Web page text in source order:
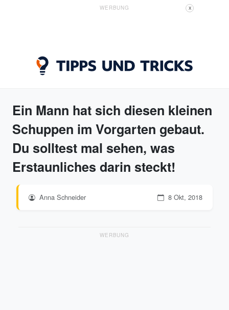
WERBUNG X
Ein Mann hat sich diesen kleinen
Schuppen im Vorgarten gebaut.
Du solltest mal sehen, was
Erstaunliches darin steckt!
Anna Schneider 8 Okt, 2018
WERBUNG